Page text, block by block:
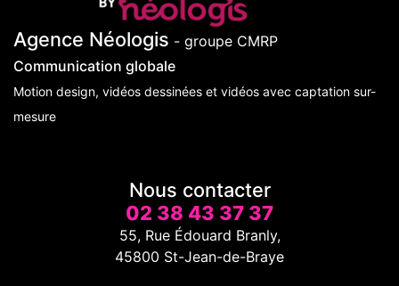
Agence Néologis - groupe CMRP
Communication globale
Motion design, vidéos dessinées et vidéos avec captation sur-
mesure
Nous contacter
02 38 43 37 37
55, Rue Édouard Branly,
45800 St-Jean-de-Braye